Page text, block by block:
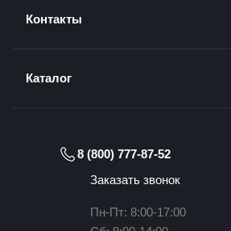
Контакты
Каталог
8 (800) 777-87-52
Заказать звонок
Пн-Пт: 8:00-17:00